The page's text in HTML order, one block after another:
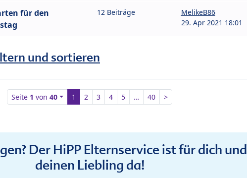
für den
12 Beiträge
MelikeB86
29. Apr 2021 18:01
und sortieren
Seite 1 von40 1 2 3 4 5 … 40 >
Der HiPP Elternservice ist für dich und
deinen Liebling da!